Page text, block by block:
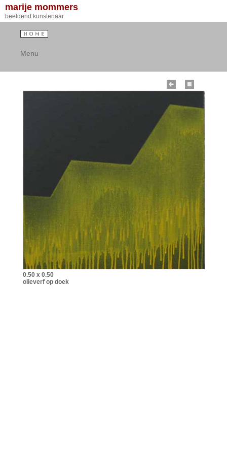
marije mommers
beeldend kunstenaar
Menu
0.50 x 0.50
olieverf op doek